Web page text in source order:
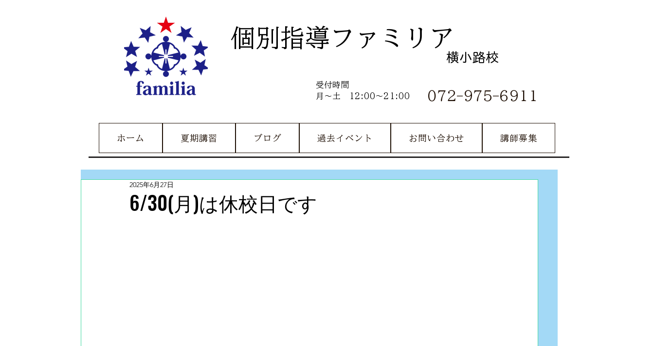
個別指導ファミリア
横小路校
受付時間
月～土 12:00～21:00
072-975-6911
ホーム 夏期講習 ブログ 過去イベント お問い合わせ 講師募集
6/30(月)は休校日です
2025年6月27日